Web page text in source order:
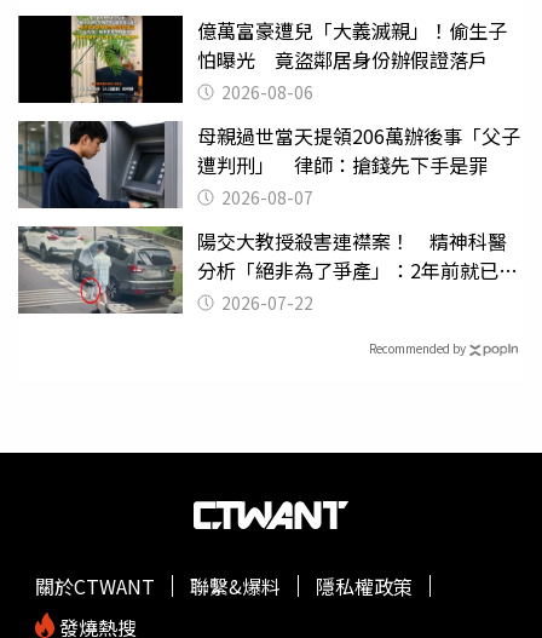
億萬富豪遭兒「大義滅親」！偷生子
怕曝光 竟盜鄰居身份辦假證落戶
2026-08-06
母親過世當天提領206萬辦後事「父子
遭判刑」 律師：搶錢先下手是罪
2026-08-07
陽交大教授殺害連襟案！ 精神科醫
分析「絕非為了爭產」：2年前就已言
行詭異
2026-07-22
Recommended by
關於CTWANT 聯繫&爆料
隱私權政策
發燒熱搜